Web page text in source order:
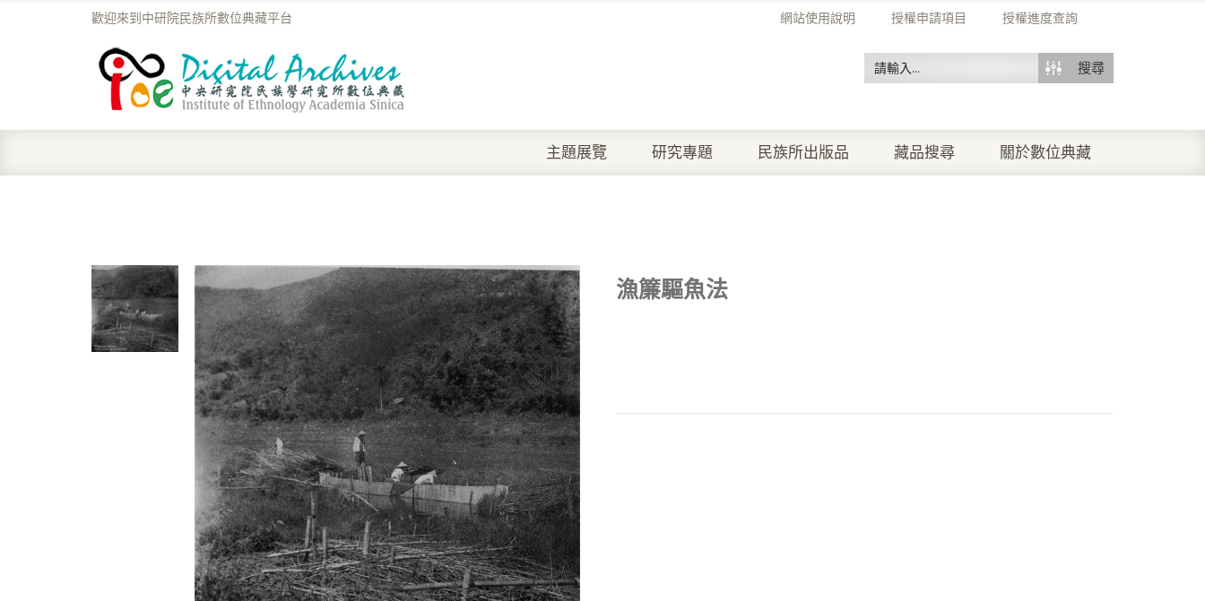
網站使用說明 授權申請項目 授權進度查詢
歡迎來到中研院民族所數位典藏平台
搜尋
主題展覽 研究專題 民族所出版品 藏品搜尋 關於數位典藏
漁簾驅魚法